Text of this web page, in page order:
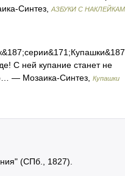
Синтез,
АЗБУКИ С
С ней купание станет не
— Мозаика-Синтез,
Купашки
(СПб., 1827).